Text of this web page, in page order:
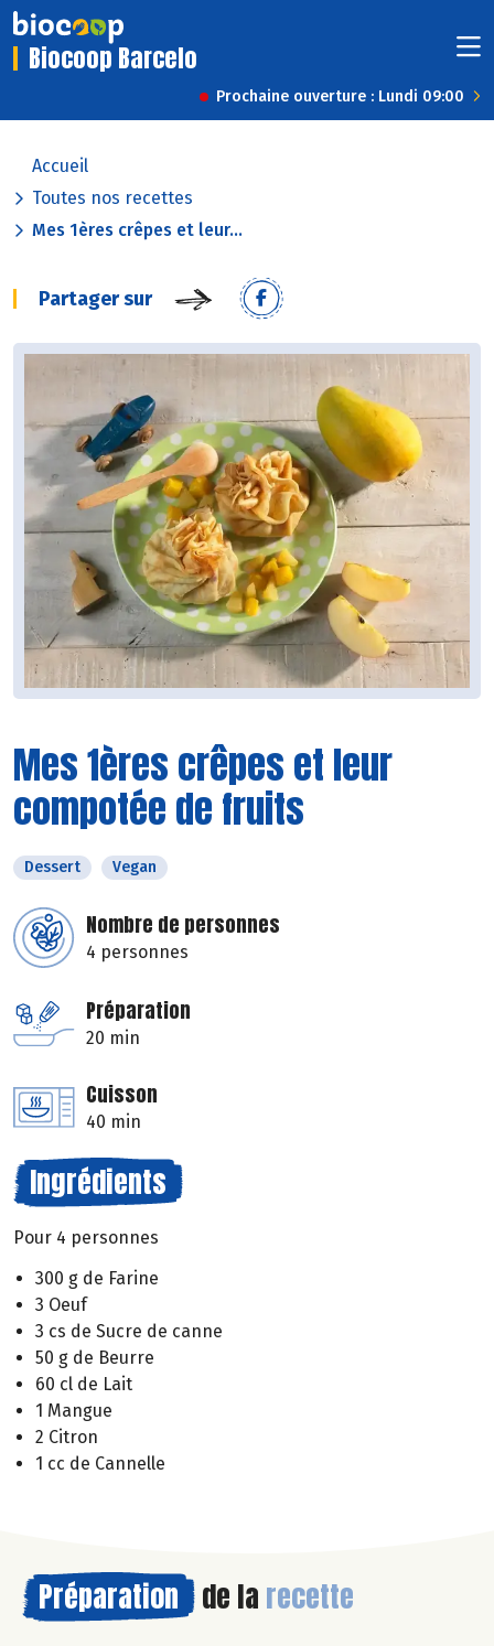
Biocoop Barcelo
Prochaine ouverture : Lundi 09:00
Accueil
Toutes nos recettes
Mes 1ères crêpes et leur...
Partager sur
Mes 1ères crêpes et leur
compotée de fruits
Dessert Vegan
Nombre de personnes
4 personnes
Préparation
20 min
Cuisson
40 min
Ingrédients
Pour 4 personnes
300 g de Farine
3 Oeuf
3 cs de Sucre de canne
50 g de Beurre
60 cl de Lait
1 Mangue
2 Citron
1 cc de Cannelle
Préparation de la recette